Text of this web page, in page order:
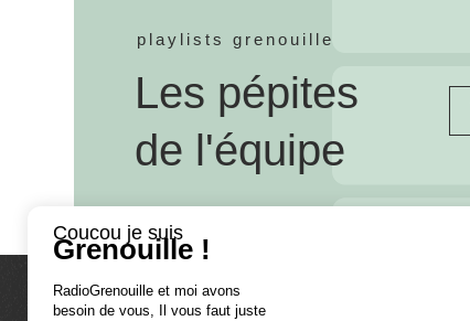
playlists grenouille
Les pépites
de l'équipe
Coucou je suis
Grenouille !
RadioGrenouille et moi avons
besoin de vous, Il vous faut juste